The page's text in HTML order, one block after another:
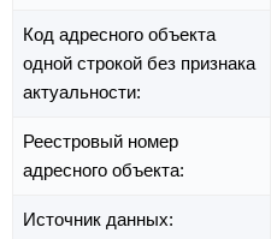
Код адресного объекта
одной строкой без признака
актуальности:
Реестровый номер
адресного объекта:
Источник данных: